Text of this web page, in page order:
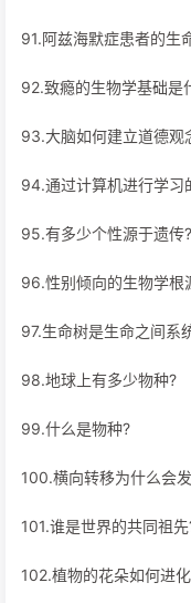
91.阿兹海默症患者的生
92.致瘾的生物学基础是
93.大脑如何建立道德观
94.通过计算机进行学习
95.有多少个性源于遗传?
96.性别倾向的生物学根
97.生命树是生命之间系
98.地球上有多少物种?
99.什么是物种?
100.横向转移为什么会
101.谁是世界的共同祖先
102.植物的花朵如何进